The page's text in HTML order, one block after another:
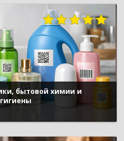
бытовой химии и